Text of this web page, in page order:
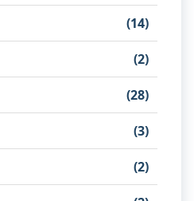
(14)
(2)
(28)
(3)
(2)